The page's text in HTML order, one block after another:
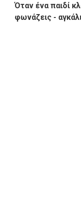
Όταν ένα παιδί
φωνάζεις -